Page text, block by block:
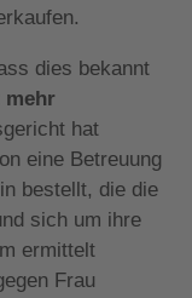
dies bekannt
mehr
hat
eine Betreuung
bestellt, die die
sich um ihre
ermittelt
Frau